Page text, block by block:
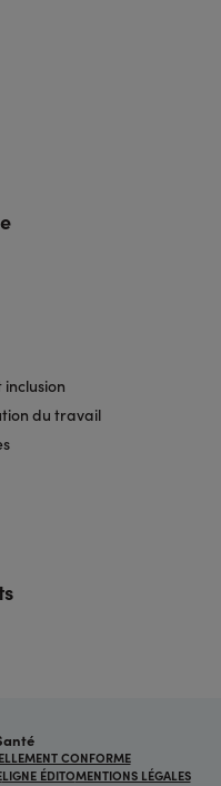
du travail
CONFORME
LIGNE ÉDITOMENTIONS LÉGALES